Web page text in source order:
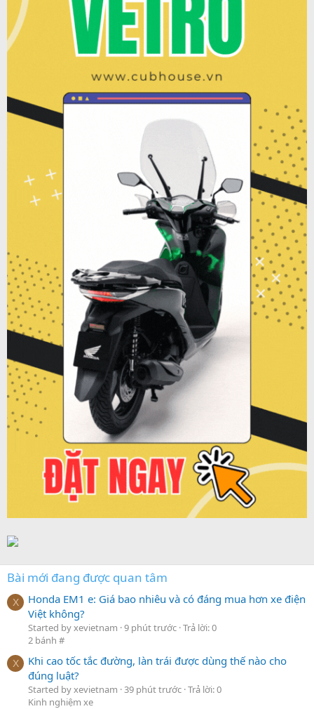
Bài mới đang được quan tâm
X
Honda EM1 e: Giá bao nhiêu và có đáng mua hơn xe điện
Việt không?
Started by xevietnam 9 phút trước Trả lời: 0
2 bánh #
X
Khi cao tốc tắc đường, làn trái được dùng thế nào cho
đúng luật?
Started by xevietnam 39 phút trước Trả lời: 0
Kinh nghiệm xe